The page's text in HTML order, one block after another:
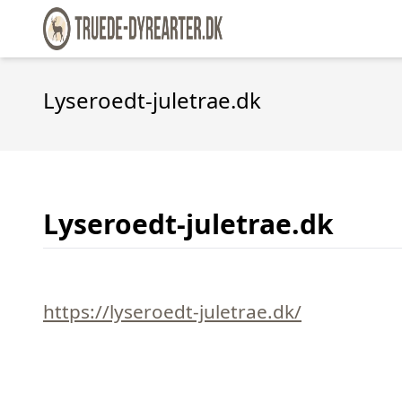
Lyseroedt-juletrae.dk
Lyseroedt-juletrae.dk
https://lyseroedt-juletrae.dk/